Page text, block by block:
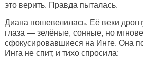
это верить. Правда пыталась.
Диана пошевелилась. Её веки
глаза — зелёные, сонные, но
сфокусировавшиеся на Инге. Она
Инга не спит, и тихо спросила: